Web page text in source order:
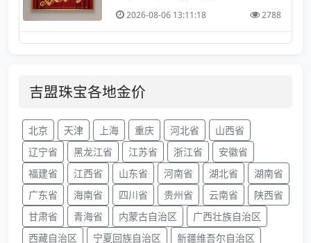
2026-08-06 13:11:18 2788
吉盟珠宝各地金价
北京 天津 上海 重庆 河北省
山西省
辽宁省
黑龙江省 江苏省 浙江省
安徽省
福建省
江西省 山东省 河南省 湖北省
湖南省
广东省
海南省 四川省 贵州省 云南省
陕西省
甘肃省
青海省 内蒙古自治区
广西壮族自治区
西藏自治区
宁夏回族自治区
新疆维吾尔自治区